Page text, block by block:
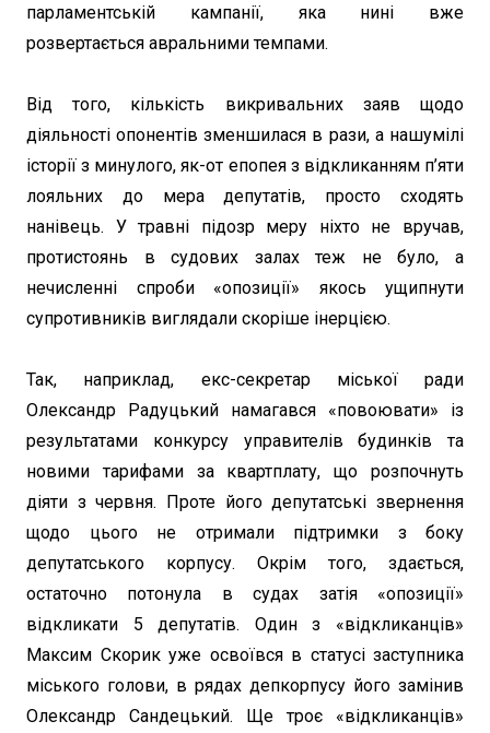
парламентській кампанії, яка нині вже
розвертається авральними темпами.
Від того, кількість викривальних заяв щодо
діяльності опонентів зменшилася в рази, а нашумілі
історії з минулого, як-от епопея з відкликанням п’яти
лояльних до мера депутатів, просто сходять
нанівець. У травні підозр меру ніхто не вручав,
протистоянь в судових залах теж не було, а
нечисленні спроби «опозиції» якось ущипнути
супротивників виглядали скоріше інерцією.
Так, наприклад, екс-секретар міської ради
Олександр Радуцький намагався «повоювати» із
результатами конкурсу управителів будинків та
новими тарифами за квартплату, що розпочнуть
діяти з червня. Проте його депутатські звернення
щодо цього не отримали підтримки з боку
депутатського корпусу. Окрім того, здається,
остаточно потонула в судах затія «опозиції»
відкликати 5 депутатів. Один з «відкликанців»
Максим Скорик уже освоївся в статусі заступника
міського голови, в рядах депкорпусу його замінив
Олександр Сандецький. Ще троє «відкликанців»